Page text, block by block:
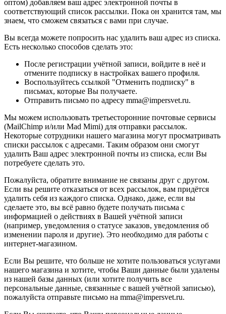
оптом) добавляем ваш адрес электронной почты в
соответствующий список рассылки. Пока он хранится там, мы
знаем, что сможем связаться с вами при случае.
Вы всегда можете попросить нас удалить ваш адрес из списка.
Есть несколько способов сделать это:
После регистрации учётной записи, войдите в неё и
отмените подписку в настройках вашего профиля.
Воспользуйтесь ссылкой "Отменить подписку" в
письмах, которые Вы получаете.
Отправить письмо по адресу mma@impersvet.ru.
Мы можем использовать третьесторонние почтовые сервисы
(MailChimp и/или Mad Mimi) для отправки рассылок.
Некоторые сотрудники нашего магазина могут просматривать
списки рассылок с адресами. Таким образом они смогут
удалить Ваш адрес электронной почты из списка, если Вы
потребуете сделать это.
Пожалуйста, обратите внимание не связаны друг с другом.
Если вы решите отказаться от всех рассылок, вам придётся
удалить себя из каждого списка. Однако, даже, если вы
сделаете это, вы всё равно будете получать письма с
информацией о действиях в Вашей учётной записи
(например, уведомления о статусе заказов, уведомления об
изменении пароля и другие). Это необходимо для работы с
интернет-магазином.
Если Вы решите, что больше не хотите пользоваться услугами
нашего магазина и хотите, чтобы Ваши данные были удалены
из нашей базы данных (или хотите получить все
персональные данные, связанные с вашей учётной записью),
пожалуйста отправьте письмо на mma@impersvet.ru.